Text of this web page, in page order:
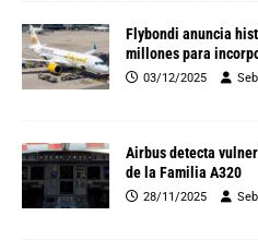
Flybondi anuncia
millones para
03/12/2025
Airbus detecta
de la Familia A320
28/11/2025